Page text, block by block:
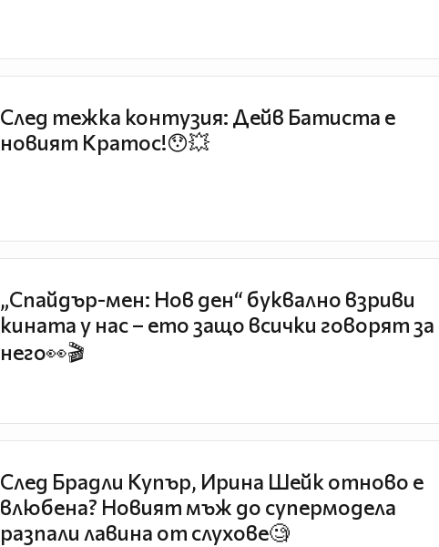
След тежка контузия: Дейв Батиста е
новият Кратос!😯💥
„Спайдър-мен: Нов ден“ буквално взриви
кината у нас – ето защо всички говорят за
него👀🎬
След Брадли Купър, Ирина Шейк отново е
влюбена? Новият мъж до супермодела
разпали лавина от слухове🧐